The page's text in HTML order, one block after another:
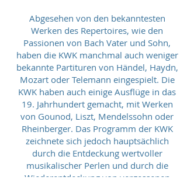
Abgesehen von den bekanntesten
Werken des Repertoires, wie den
Passionen von Bach Vater und Sohn,
haben die KWK manchmal auch weniger
bekannte Partituren von Händel, Haydn,
Mozart oder Telemann eingespielt. Die
KWK haben auch einige Ausflüge in das
19. Jahrhundert gemacht, mit Werken
von Gounod, Liszt, Mendelssohn oder
Rheinberger. Das Programm der KWK
zeichnete sich jedoch hauptsächlich
durch die Entdeckung wertvoller
musikalischer Perlen und durch die
Wiederentdeckung von vergessenen